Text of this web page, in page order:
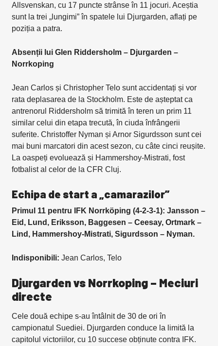
Allsvenskan, cu 17 puncte strânse în 11 jocuri. Aceștia
sunt la trei „lungimi” în spatele lui Djurgarden, aflați pe
poziția a patra.
Absenții lui Glen Riddersholm – Djurgarden –
Norrkoping
Jean Carlos și Christopher Telo sunt accidentați și vor
rata deplasarea de la Stockholm. Este de așteptat ca
antrenorul Riddersholm să trimită în teren un prim 11
similar celui din etapa trecută, în ciuda înfrângerii
suferite. Christoffer Nyman și Arnor Sigurdsson sunt cei
mai buni marcatori din acest sezon, cu câte cinci reușite.
La oaspeți evoluează și Hammershoy-Mistrati, fost
fotbalist al celor de la CFR Cluj.
Echipa de start a „camarazilor”
Primul 11 pentru IFK Norrköping (4-2-3-1): Jansson –
Eid, Lund, Eriksson, Baggesen – Ceesay, Ortmark –
Lind, Hammershoy-Mistrati, Sigurdsson – Nyman.
Indisponibili: Jean Carlos, Telo
Djurgarden vs Norrkoping – Meciuri
directe
Cele două echipe s-au întâlnit de 30 de ori în
campionatul Suediei. Djurgarden conduce la limită la
capitolul victoriilor, cu 10 succese obținute contra IFK.